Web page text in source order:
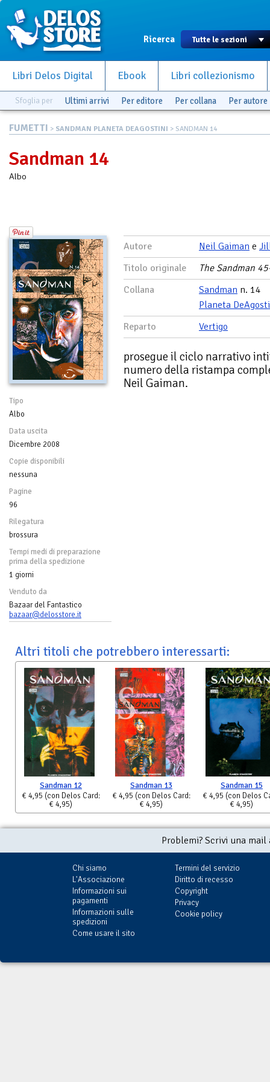
Ricerca
Libri Delos Digital Ebook Libri collezionismo
Sfoglia per Ultimi arrivi Per editore Per collana Per autore
FUMETTI > SANDMAN PLANETA DEAGOSTINI > SANDMAN 14
Sandman 14
Albo
Tipo
Albo
Data uscita
Dicembre 2008
Copie disponibili
nessuna
Pagine
96
Rilegatura
brossura
Tempi medi di preparazione
prima della spedizione
1 giorni
Venduto da
Bazaar del Fantastico
bazaar@delosstore.it
Autore Neil Gaiman e
Titolo originale
The Sandman
Collana
Sandman n. 14
Planeta
Reparto
Vertigo
prosegue il ciclo narrativo
numero della ristampa
Neil Gaiman.
Altri titoli che potrebbero interessarti:
Sandman 12
€ 4,95 (con Delos Card:
€ 4,95)
Sandman 13
€ 4,95 (con Delos Card:
€ 4,95)
Sandman 15
€ 4,95 (con Delos
€ 4,95)
Problemi? Scrivi una
Chi siamo
L'Associazione
Informazioni sui
pagamenti
Informazioni sulle
spedizioni
Come usare il sito
Termini del servizio
Diritto di recesso
Copyright
Privacy
Cookie policy